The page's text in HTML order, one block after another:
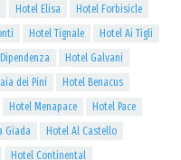
Hotel Elisa
Hotel Forbisicle
Hotel Tignale
Hotel Ai Tigli
Hotel Galvani
dei Pini
Hotel Benacus
Hotel Menapace
Hotel Pace
Giada
Hotel Al Castello
Hotel Continental